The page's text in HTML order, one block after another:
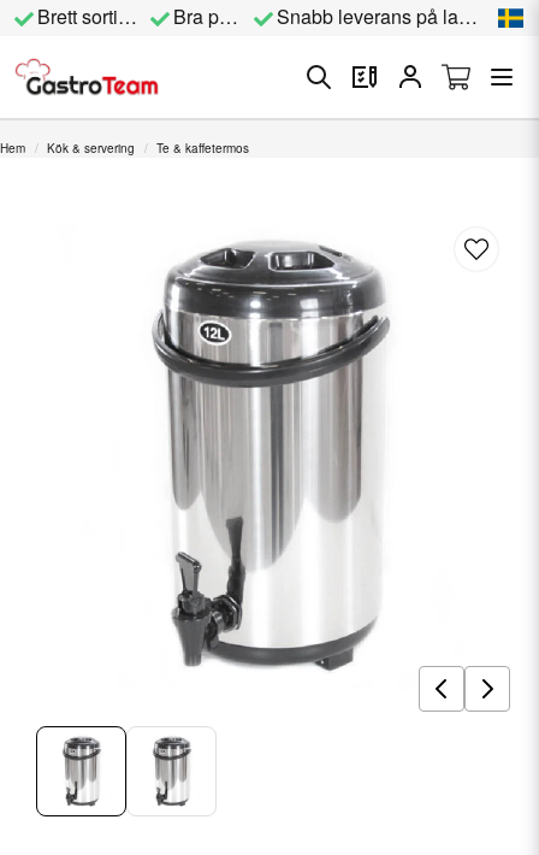
Brett sortiment Bra priser Snabb leverans på lagervara
Hem Kök & servering Te & kaffetermos